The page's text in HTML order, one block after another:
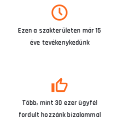
Ezen a szakterületen már 15
éve tevékenykedünk
Több, mint 30 ezer ügyfél
fordult hozzánk bizalommal